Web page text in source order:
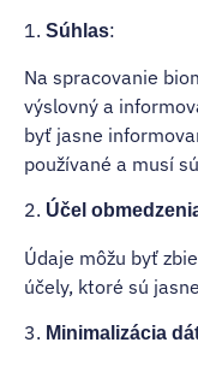
1. Súhlas:
Na spracovanie
výslovný a
byť jasne
používané a musí
2. Účel
Údaje môžu byť
účely, ktoré sú
3. Minimalizácia